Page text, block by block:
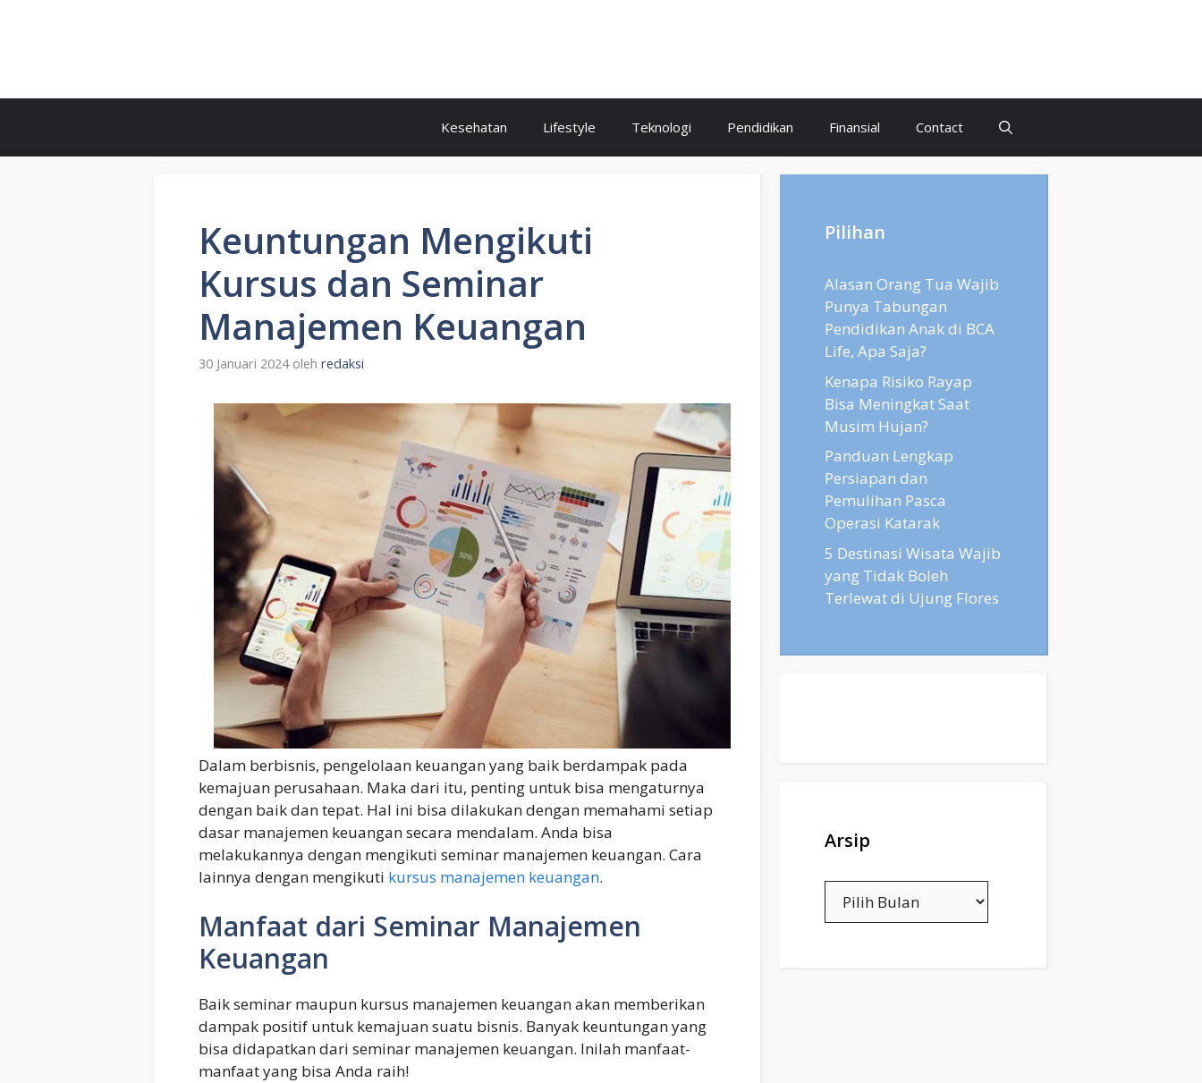
Kesehatan Lifestyle Teknologi Pendidikan Finansial Contact
Keuntungan Mengikuti
Kursus dan Seminar
Manajemen Keuangan
30 Januari 2024 oleh redaksi
Dalam berbisnis, pengelolaan keuangan yang baik berdampak pada
kemajuan perusahaan. Maka dari itu, penting untuk bisa mengaturnya
dengan baik dan tepat. Hal ini bisa dilakukan dengan memahami setiap
dasar manajemen keuangan secara mendalam. Anda bisa
melakukannya dengan mengikuti seminar manajemen keuangan. Cara
lainnya dengan mengikuti kursus manajemen keuangan.
Manfaat dari Seminar Manajemen
Keuangan
Baik seminar maupun kursus manajemen keuangan akan memberikan
dampak positif untuk kemajuan suatu bisnis. Banyak keuntungan yang
bisa didapatkan dari seminar manajemen keuangan. Inilah manfaat-
manfaat yang bisa Anda raih!
Pilihan
Alasan Orang Tua Wajib
Punya Tabungan
Pendidikan Anak di BCA
Life, Apa Saja?
Kenapa Risiko Rayap
Bisa Meningkat Saat
Musim Hujan?
Panduan Lengkap
Persiapan dan
Pemulihan Pasca
Operasi Katarak
5 Destinasi Wisata Wajib
yang Tidak Boleh
Terlewat di Ujung Flores
Arsip